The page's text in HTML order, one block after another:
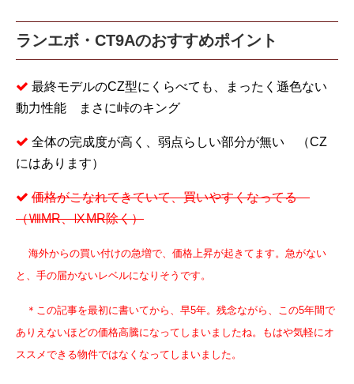
ランエボ・CT9Aのおすすめポイント
最終モデルのCZ型にくらべても、まったく遜色ない
動力性能 まさに峠のキング
全体の完成度が高く、弱点らしい部分が無い （CZ
にはあります）
価格がこなれてきていて、買いやすくなってる
（ⅧMR、ⅨMR除く）
海外からの買い付けの急増で、価格上昇が起きてます。急がない
と、手の届かないレベルになりそうです。
＊この記事を最初に書いてから、早5年。残念ながら、この5年間で
ありえないほどの価格高騰になってしまいましたね。もはや気軽にオ
ススメできる物件ではなくなってしまいました。